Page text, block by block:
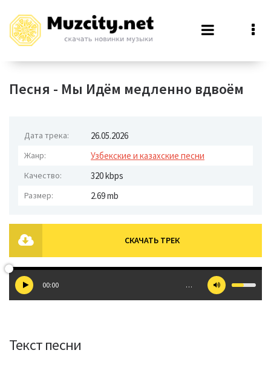
Песня - Мы Идём медленно вдвоём
Дата трека: 26.05.2026
Жанр: Узбекские и казахские песни
Качество: 320 kbps
Размер: 2.69 mb
СКАЧАТЬ ТРЕК
00:00 …
Текст песни